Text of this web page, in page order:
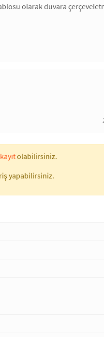
olarak duvara
kayıtolabilirsiniz.
yapabilirsiniz.